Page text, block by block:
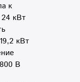
к
кВт
кВт
В